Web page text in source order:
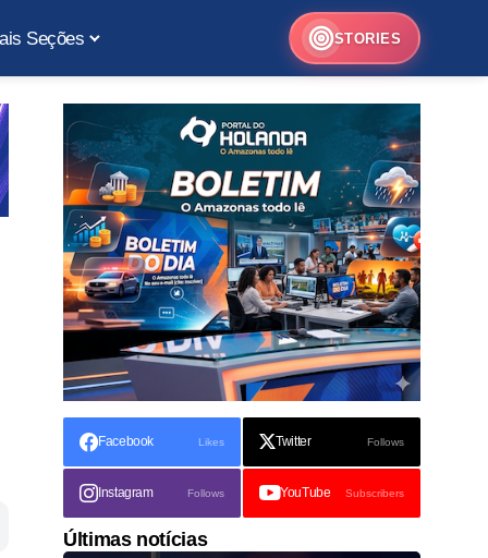
Seções STORIES
Facebook Likes Twitter Follows
Instagram Follows YouTube Subscribers
Últimas notícias